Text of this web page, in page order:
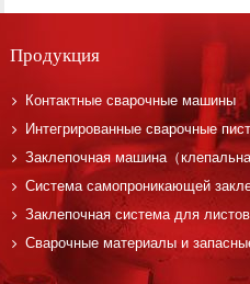
Продукция
Контактные сварочные машины
Интегрированные сварочные
Заклепочная машина（
Система самопроникающей
Заклепочная система для
Сварочные материалы и